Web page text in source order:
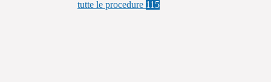
tutte le procedure 115